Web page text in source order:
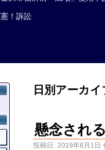
憲！訴訟
日別アーカ
懸念され
投稿日: 2019年6月1日